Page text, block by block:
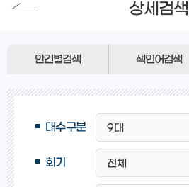
상세검색
안건별검색 색인어검색
대수구분
회기